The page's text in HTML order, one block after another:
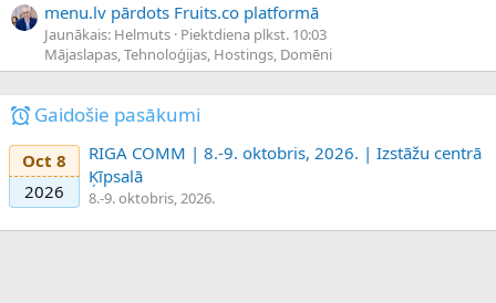
menu.lv pārdots Fruits.co platformā
Jaunākais: Helmuts Piektdiena plkst. 10:03
Mājaslapas, Tehnoloģijas, Hostings, Domēni
Gaidošie pasākumi
Oct 8
2026
RIGA COMM | 8.-9. oktobris, 2026. | Izstāžu centrā
Ķīpsalā
8.-9. oktobris, 2026.